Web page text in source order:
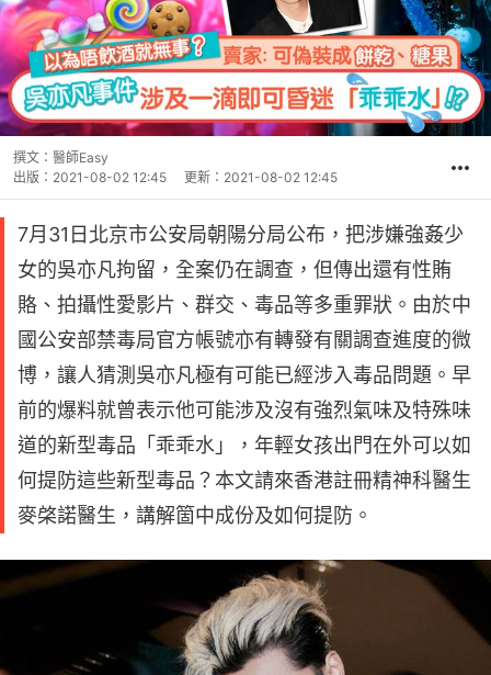
撰文： 醫師Easy
出版： 2021-08-02 12:45 更新： 2021-08-02 12:45
7月31日北京市公安局朝陽分局公布，把涉嫌強姦少
女的吳亦凡拘留，全案仍在調查，但傳出還有性賄
賂、拍攝性愛影片、群交、毒品等多重罪狀。由於中
國公安部禁毒局官方帳號亦有轉發有關調查進度的微
博，讓人猜測吳亦凡極有可能已經涉入毒品問題。早
前的爆料就曾表示他可能涉及沒有強烈氣味及特殊味
道的新型毒品「乖乖水」，年輕女孩出門在外可以如
何提防這些新型毒品？本文請來香港註冊精神科醫生
麥棨諾醫生，講解箇中成份及如何提防。